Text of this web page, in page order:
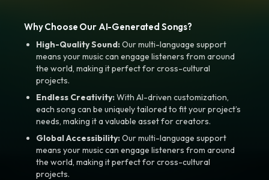
Why Choose Our AI-Generated Songs?
High-Quality Sound:Our multi-language support
means your music can engage listeners from around
the world, making it perfect for cross-cultural
projects.
Endless Creativity:With AI-driven customization,
each song can be uniquely tailored to fit your project’s
needs, making it a valuable asset for creators.
Global Accessibility:Our multi-language support
means your music can engage listeners from around
the world, making it perfect for cross-cultural
projects.